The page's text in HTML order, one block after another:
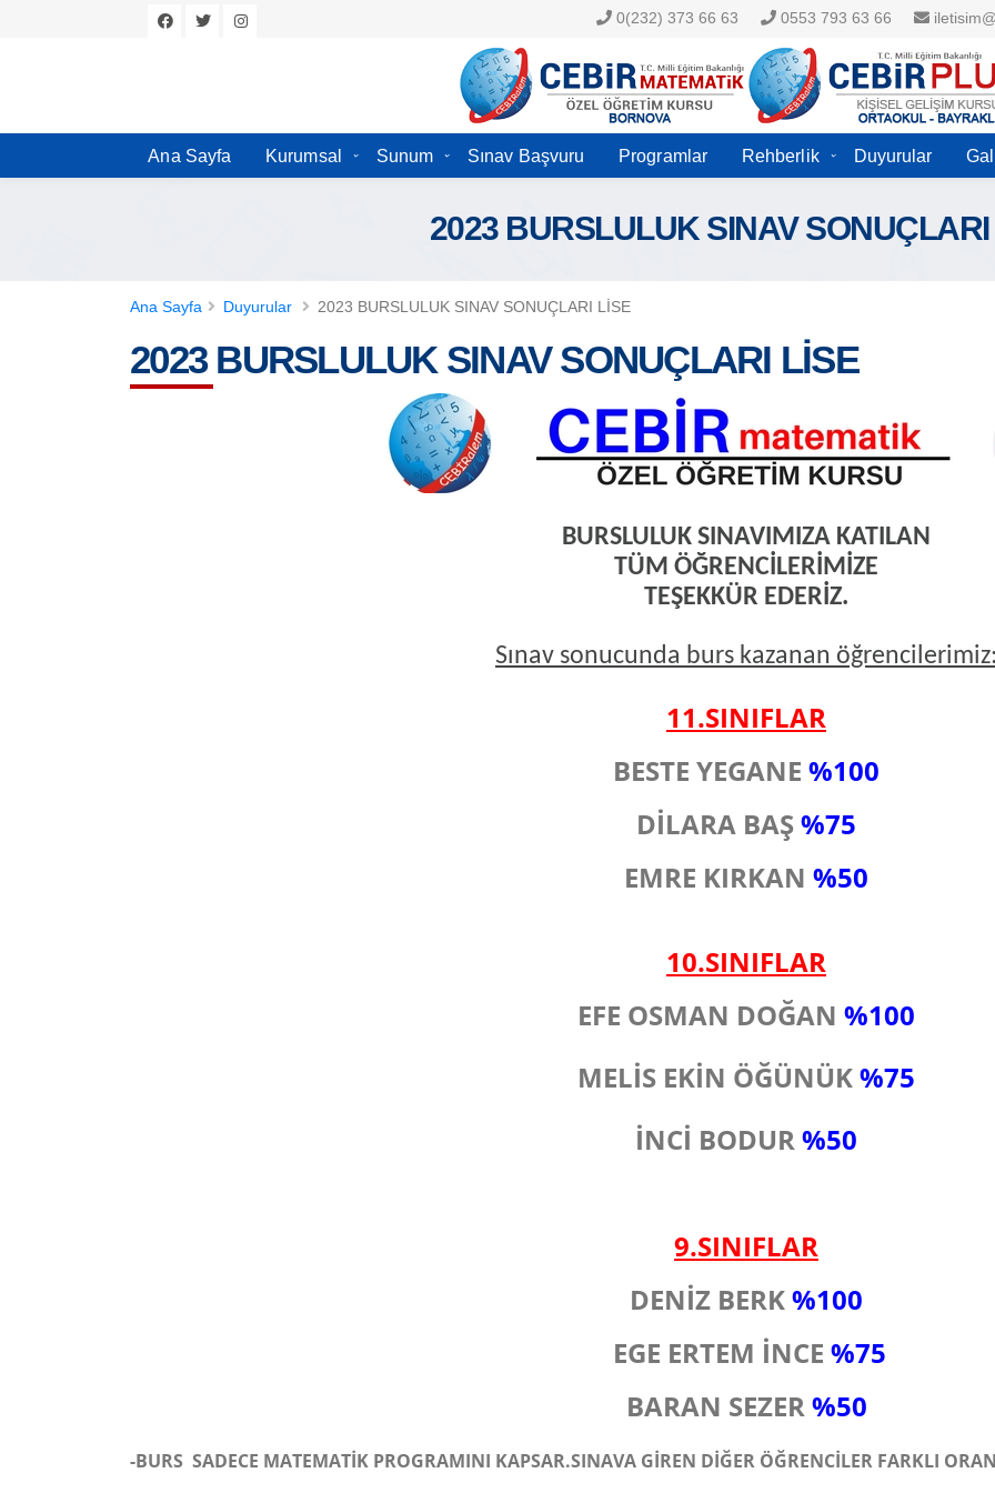
0(232) 373 66 63 0553 793 63 66
Ana Sayfa Kurumsal Sunum Sınav Başvuru Programlar Rehberlik Duyurular
2023 BURSLULUK SINAV
Ana Sayfa Duyurular 2023 BURSLULUK SINAV SONUÇLARI LİSE
2023 BURSLULUK SINAV SONUÇLARI LİSE
BURSLULUK SINAVIMIZA KATILAN
TÜM ÖĞRENCİLERİMİZE
TEŞEKKÜR EDERİZ.
Sınav sonucunda burs kazanan
11.SINIFLAR
BESTE YEGANE %100
DİLARA BAŞ%75
EMRE KIRKAN %50
10.SINIFLAR
EFE OSMAN DOĞAN %100
MELİS EKİN ÖĞÜNÜK%75
İNCİ BODUR%50
9.SINIFLAR
DENİZ BERK%100
EGE ERTEM İNCE %75
BARAN SEZER%50
-BURS SADECE MATEMATİK PROGRAMINI KAPSAR.SINAVA GİREN DİĞER ÖĞRENCİLER FARKLI